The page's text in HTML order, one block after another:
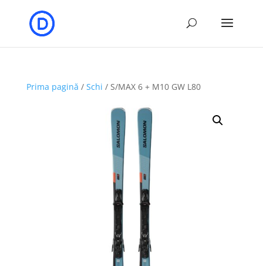
Prima pagină / Schi / S/MAX 6 + M10 GW L80